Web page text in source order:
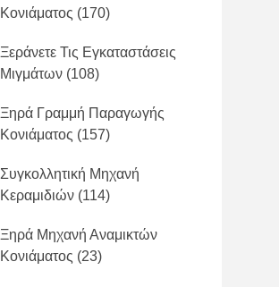
Κονιάματος (170)
Ξεράνετε Τις Εγκαταστάσεις
Μιγμάτων (108)
Ξηρά Γραμμή Παραγωγής
Κονιάματος (157)
Συγκολλητική Μηχανή
Κεραμιδιών (114)
Ξηρά Μηχανή Αναμικτών
Κονιάματος (23)